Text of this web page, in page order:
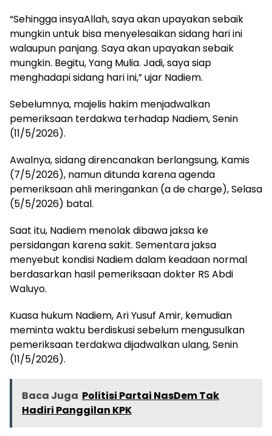
“Sehingga insyaAllah, saya akan upayakan sebaik
mungkin untuk bisa menyelesaikan sidang hari ini
walaupun panjang. Saya akan upayakan sebaik
mungkin. Begitu, Yang Mulia. Jadi, saya siap
menghadapi sidang hari ini,” ujar Nadiem.
Sebelumnya, majelis hakim menjadwalkan
pemeriksaan terdakwa terhadap Nadiem, Senin
(11/5/2026).
Awalnya, sidang direncanakan berlangsung, Kamis
(7/5/2026), namun ditunda karena agenda
pemeriksaan ahli meringankan (a de charge), Selasa
(5/5/2026) batal.
Saat itu, Nadiem menolak dibawa jaksa ke
persidangan karena sakit. Sementara jaksa
menyebut kondisi Nadiem dalam keadaan normal
berdasarkan hasil pemeriksaan dokter RS Abdi
Waluyo.
Kuasa hukum Nadiem, Ari Yusuf Amir, kemudian
meminta waktu berdiskusi sebelum mengusulkan
pemeriksaan terdakwa dijadwalkan ulang, Senin
(11/5/2026).
Baca Juga Politisi Partai NasDem Tak
Hadiri Panggilan KPK